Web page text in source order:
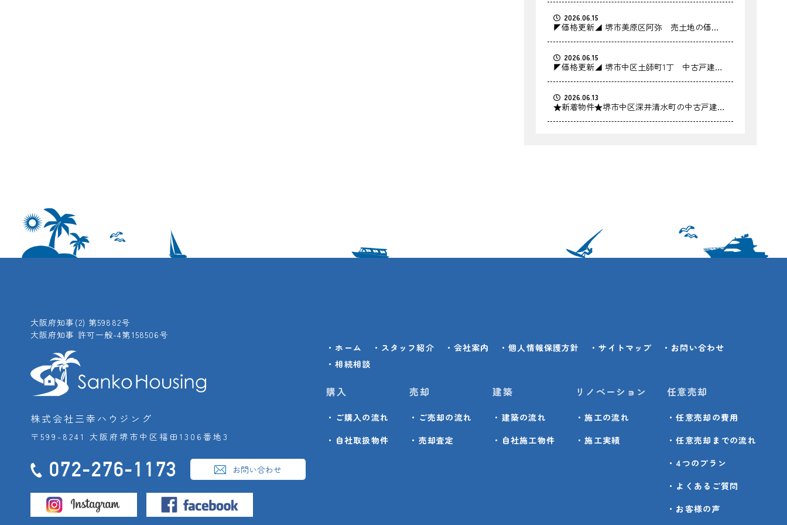
2026.06.15
◤価格更新◢ 堺市美原区阿弥 売土地の価格
2026.06.15
◤価格更新◢ 堺市中区土師町1丁 中古戸建の
2026.06.13
★新着物件★堺市中区深井清水町の中古戸建を
大阪府知事(2) 第59882号
大阪府知事 許可一般-4第158506号
株式会社三幸ハウジング
〒599-8241 大阪府堺市中区福田1306番地3
072-276-1173 お問い合わせ
・ホーム ・スタッフ紹介 ・会社案内 ・個人情報保護方針 ・サイトマップ
・お問い合わせ
・相続相談
購入
・ご購入の流れ
・自社取扱物件
売却
・ご売却の流れ
・売却査定
建築
・建築の流れ
・自社施工物件
リノベーション
・施工の流れ
・施工実績
任意売却
・任意売却の費用
・任意売却までの流れ
・4つのプラン
・よくあるご質問
・お客様の声